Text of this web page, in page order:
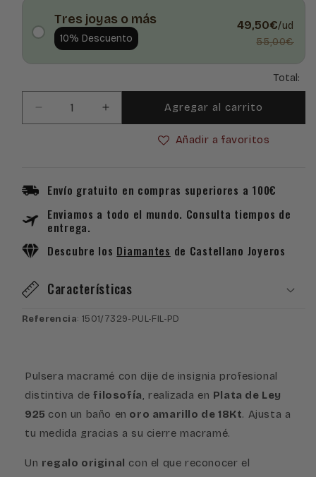
Tres joyas o más
10% Descuento
49,50€/ud
55,00€
Total:
Reducir
cantidad
Insignia
de
Filosofía
en
Ley
Bañada
18K
Aumentar
cantidad
Insignia
de
en
Plata
Ley
Bañada
18K
Agregar al carrito
Añadir a favoritos
Envío gratuito en compras superiores a 100€
Enviamos a todo el mundo. Consulta tiempos de
entrega.
Descubre los Diamantes de Castellano Joyeros
Características
Referencia: 1501/7329-PUL-FIL-PD
Pulsera macramé con dije de insignia profesional
distintiva defilosofía, realizada en Plata de Ley
925 con un baño en oro amarillo de 18Kt. Ajusta a
tu medida gracias a su cierre macramé.
Un regalo original con el que reconocer el